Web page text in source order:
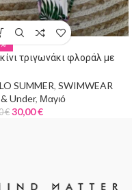
τριγωνάκι φλοράλ με
SUMMER, SWIMWEAR
Under, Μαγιό
€ 30,00€